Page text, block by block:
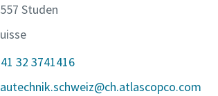
Studen
32 3741416